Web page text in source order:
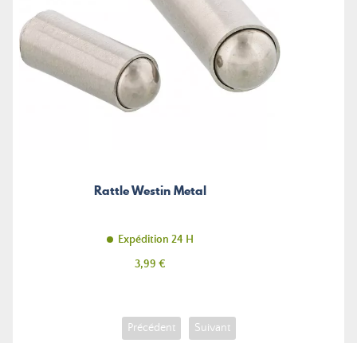
Rattle Westin Metal
Expédition 24 H
Prix
3,99 €
Précédent Suivant